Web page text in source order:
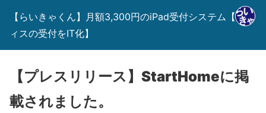
【らいきゃくん】月額3,300円のiPad受付システム【オフ
ィスの受付をIT化】
【プレスリリース】StartHomeに掲
載されました。